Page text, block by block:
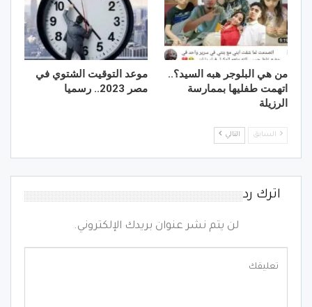
من هي البلوجر هبه السيد؟..
اتهمت طفليها بممارسة
الرزيلة
موعد التوقيت الشتوي في
مصر 2023.. رسميا
السابق التالي
اترك رد
لن يتم نشر عنوان بريدك الإلكتروني.